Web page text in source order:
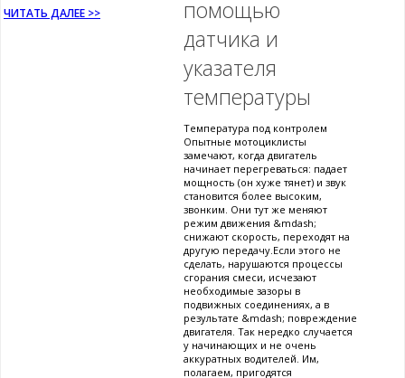
ЧИТАТЬ ДАЛЕЕ >>
помощью
датчика и
указателя
температуры
Температура под контролем
Опытные мотоциклисты
замечают, когда двигатель
начинает перегреваться: падает
мощность (он хуже тянет) и звук
становится более высоким,
звонким. Они тут же меняют
режим движения &mdash;
снижают скорость, переходят на
другую передачу.Если этого не
сделать, нарушаются процессы
сгорания смеси, исчезают
необходимые зазоры в
подвижных соединениях, а в
результате &mdash; повреждение
двигателя. Так нередко случается
у начинающих и не очень
аккуратных водителей. Им,
полагаем, пригодятся